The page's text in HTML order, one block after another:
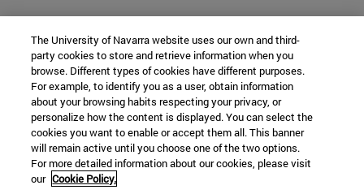
The University of Navarra website uses our own and third-
party cookies to store and retrieve information when you
browse. Different types of cookies have different purposes.
For example, to identify you as a user, obtain information
about your browsing habits respecting your privacy, or
personalize how the content is displayed. You can select the
cookies you want to enable or accept them all. This banner
will remain active until you choose one of the two options.
For more detailed information about our cookies, please visit
our Cookie Policy.